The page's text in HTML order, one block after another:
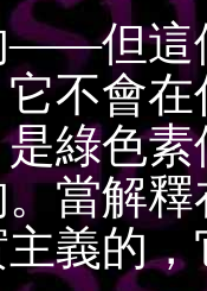
這個
不會
是綠色
當解
義的